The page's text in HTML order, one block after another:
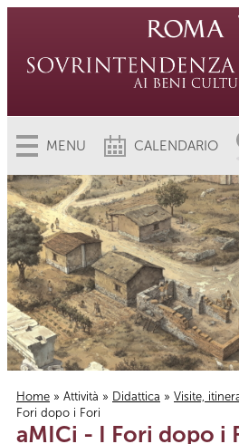
MENU CALENDARIO
Tu sei qui
Home » Attività » Didattica » Visite,
Fori dopo i Fori
aMICi - I Fori dopo i